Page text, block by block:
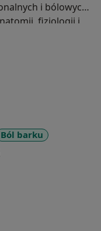
i bólowych
fizjologii i
technikami
spektakularne
Pracuję z
się od
Dzięki
osobom, praca
czynnie
czemu mogę
z jakimi zmagają
Ból barku